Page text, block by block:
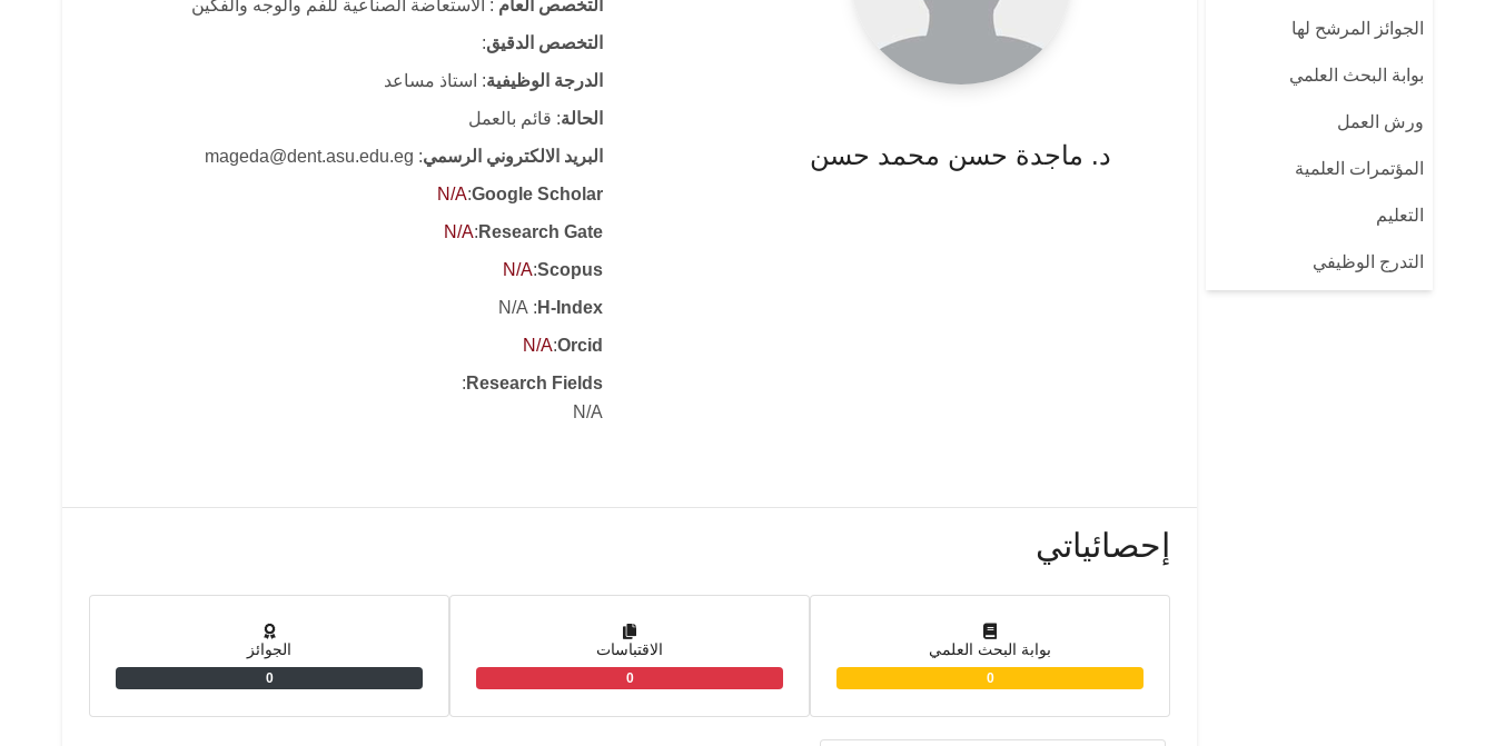
الجوائز المرشح لها
بوابة البحث العلمي
ورش العمل
المؤتمرات العلمية
التعليم
التدرج الوظيفي
د. ماجدة حسن محمد حسن
التخصص العام : الاستعاضة الصناعية للفم والوجه والفكين
التخصص الدقيق:
الدرجة الوظيفية: استاذ مساعد
الحالة: قائم بالعمل
البريد الالكتروني الرسمي: mageda@dent.asu.edu.eg
Google Scholar
:
N/A
Research Gate
:
N/A
Scopus
:
N/A
H-Index
: N/A
Orcid
:
N/A
Research Fields
:
N/A
إحصائياتي
بوابة البحث العلمي
0
الاقتباسات
0
الجوائز
0